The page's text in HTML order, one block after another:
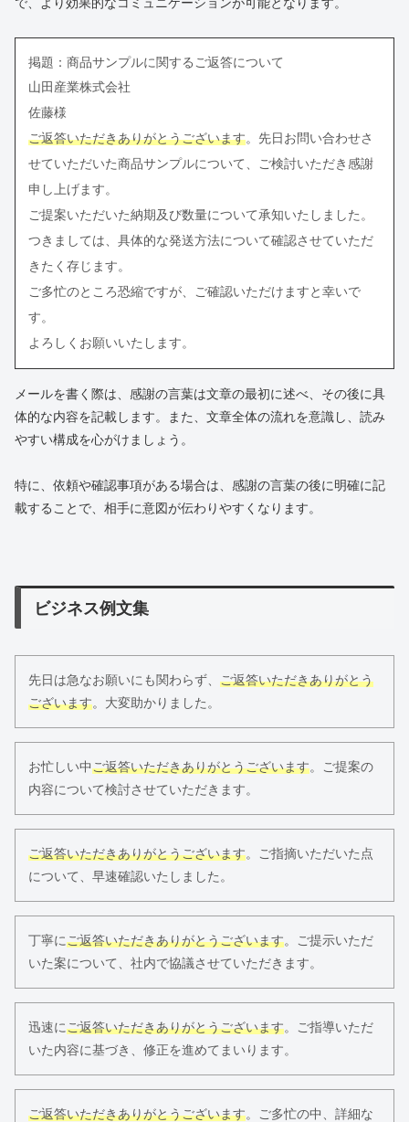
掲題：商品サンプルに関するご返答について
山田産業株式会社
佐藤様
ご返答いただきありがとうございます。先日お問い合わせさ
せていただいた商品サンプルについて、ご検討いただき感謝
申し上げます。
ご提案いただいた納期及び数量について承知いたしました。
つきましては、具体的な発送方法について確認させていただ
きたく存じます。
ご多忙のところ恐縮ですが、ご確認いただけますと幸いで
す。
よろしくお願いいたします。
メールを書く際は、感謝の言葉は文章の最初に述べ、その後に具
体的な内容を記載します。また、文章全体の流れを意識し、読み
やすい構成を心がけましょう。
特に、依頼や確認事項がある場合は、感謝の言葉の後に明確に記
載することで、相手に意図が伝わりやすくなります。
ビジネス例文集
先日は急なお願いにも関わらず、 ご返答いただきありがとう
ございます。大変助かりました。
お忙しい中ご返答いただきありがとうございます。ご提案の
内容について検討させていただきます。
ご返答いただきありがとうございます。ご指摘いただいた点
について、早速確認いたしました。
丁寧にご返答いただきありがとうございます。ご提示いただ
いた案について、社内で協議させていただきます。
迅速にご返答いただきありがとうございます。ご指導いただ
いた内容に基づき、修正を進めてまいります。
ご返答いただきありがとうございます。ご多忙の中、詳細な